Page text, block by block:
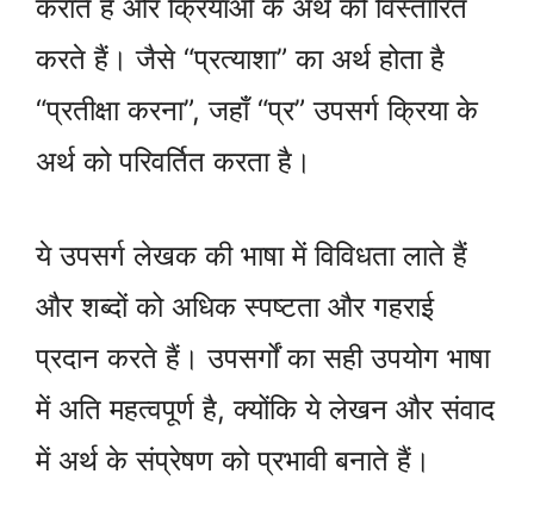
कराते हैं और क्रियाओं के अर्थ को विस्तारित
करते हैं। जैसे “प्रत्याशा” का अर्थ होता है
“प्रतीक्षा करना”, जहाँ “प्र” उपसर्ग क्रिया के
अर्थ को परिवर्तित करता है।
ये उपसर्ग लेखक की भाषा में विविधता लाते हैं
और शब्दों को अधिक स्पष्टता और गहराई
प्रदान करते हैं। उपसर्गों का सही उपयोग भाषा
में अति महत्वपूर्ण है, क्योंकि ये लेखन और संवाद
में अर्थ के संप्रेषण को प्रभावी बनाते हैं।